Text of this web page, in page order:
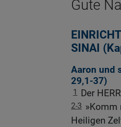
Gute
SINAI
Aaron und
29,1-37)
1 Der
2-3 »Komm
Heiligen